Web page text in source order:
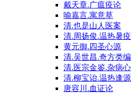
戴天章.广瘟疫论
喻嘉言.寓意草
清.也是山人医案
清.周扬俊.温热暑
黄元御.四圣心源
清.吴世昌.奇方类编
清.医宗金鉴.杂病
清.柳宝诒.温热逢源
唐容川.血证论